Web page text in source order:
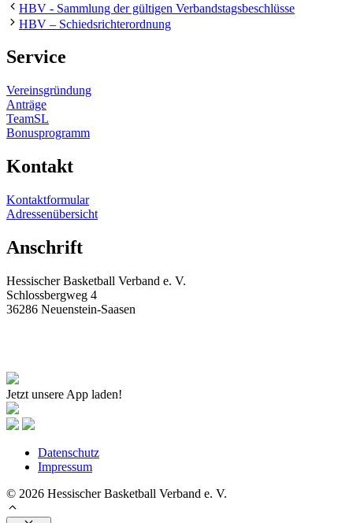
HBV - Sammlung der gültigen Verbandstagsbeschlüsse
HBV – Schiedsrichterordnung
Service
Vereins­gründung
Anträge
TeamSL
Bonus­pro­gramm
Kontakt
Kontakt­for­mular
Adres­sen­über­sicht
Anschrift
Hessi­scher Basketball Verband e. V.
Schloss­bergweg 4
36286 Neuenstein-Saasen
Jetzt unsere App laden!
Daten­schutz
Impressum
© 2026 Hessischer Basketball Verband e. V.